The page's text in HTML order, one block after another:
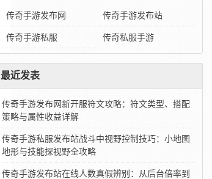
传奇手游发布网 传奇手游发布站
传奇手游私服 传奇私服手游
最近发表
传奇手游发布网新开服符文攻略：符文类型、搭配
策略与属性收益详解
传奇手游私服发布站战斗中视野控制技巧：小地图
地形与技能探视野全攻略
传奇手游发布站在线人数真假辨别：从后台倍率到